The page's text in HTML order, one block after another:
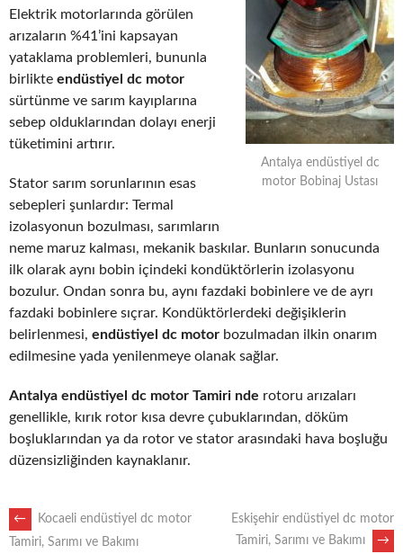
Antalya endüstiyel dc
motor Bobinaj Ustası
Elektrik motorlarında görülen
arızaların %41’ini kapsayan
yataklama problemleri, bununla
birlikte endüstiyel dc motor
sürtünme ve sarım kayıplarına
sebep olduklarından dolayı enerji
tüketimini artırır.
Stator sarım sorunlarının esas
sebepleri şunlardır: Termal
izolasyonun bozulması, sarımların
neme maruz kalması, mekanik baskılar. Bunların sonucunda
ilk olarak aynı bobin içindeki kondüktörlerin izolasyonu
bozulur. Ondan sonra bu, aynı fazdaki bobinlere ve de ayrı
fazdaki bobinlere sıçrar. Kondüktörlerdeki değişiklerin
belirlenmesi, endüstiyel dc motor bozulmadan ilkin onarım
edilmesine yada yenilenmeye olanak sağlar.
Antalya endüstiyel dc motor Tamiri nde rotoru arızaları
genellikle, kırık rotor kısa devre çubuklarından, döküm
boşluklarından ya da rotor ve stator arasındaki hava boşluğu
düzensizliğinden kaynaklanır.
POST
←
Kocaeli endüstiyel dc motor
Tamiri, Sarımı ve Bakımı
Eskişehir endüstiyel dc motor
Tamiri, Sarımı ve Bakımı
→